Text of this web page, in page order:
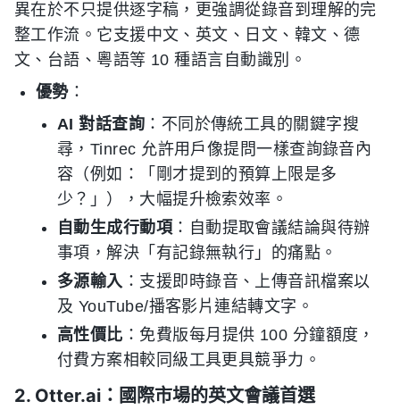
異在於不只提供逐字稿，更強調從錄音到理解的完
整工作流。它支援中文、英文、日文、韓文、德
文、台語、粵語等 10 種語言自動識別。
優勢：
AI 對話查詢 ：不同於傳統工具的關鍵字搜
尋，Tinrec 允許用戶像提問一樣查詢錄音內
容（例如：「剛才提到的預算上限是多
少？」），大幅提升檢索效率。
自動生成行動項 ：自動提取會議結論與待辦
事項，解決「有記錄無執行」的痛點。
多源輸入 ：支援即時錄音、上傳音訊檔案以
及 YouTube/播客影片連結轉文字。
高性價比 ：免費版每月提供 100 分鐘額度，
付費方案相較同級工具更具競爭力。
2. Otter.ai：國際市場的英文會議首選